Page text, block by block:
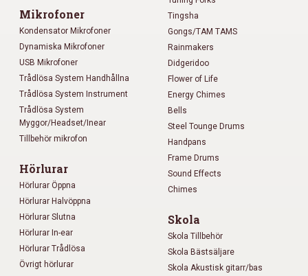
Mikrofoner
Kondensator Mikrofoner
Dynamiska Mikrofoner
USB Mikrofoner
Trådlösa System Handhållna
Trådlösa System Instrument
Trådlösa System
Myggor/Headset/Inear
Tillbehör mikrofon
Hörlurar
Hörlurar Öppna
Hörlurar Halvöppna
Hörlurar Slutna
Hörlurar In-ear
Hörlurar Trådlösa
Övrigt hörlurar
Tingsha
Gongs/TAM TAMS
Rainmakers
Didgeridoo
Flower of Life
Energy Chimes
Bells
Steel Tounge Drums
Handpans
Frame Drums
Sound Effects
Chimes
Skola
Skola Tillbehör
Skola Bästsäljare
Skola Akustisk gitarr/bas